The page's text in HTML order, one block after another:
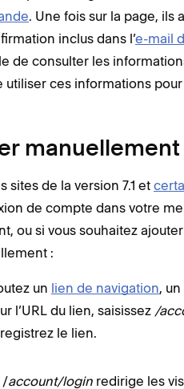
. Une fois sur la page, ils
inclus dans l’e-mail
de consulter les
utiliser ces informations
sites de la version 7.1 et
de compte dans votre
ou si vous souhaitez
:
un lien de navigation, un
l’URL du lien, saisissez /
le lien.
/account/login redirige les